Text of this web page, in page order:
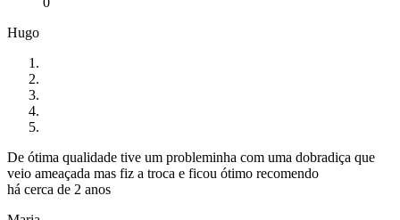
Hugo
De ótima qualidade tive um probleminha com uma dobradiça que
veio ameaçada mas fiz a troca e ficou ótimo recomendo
há cerca de 2 anos